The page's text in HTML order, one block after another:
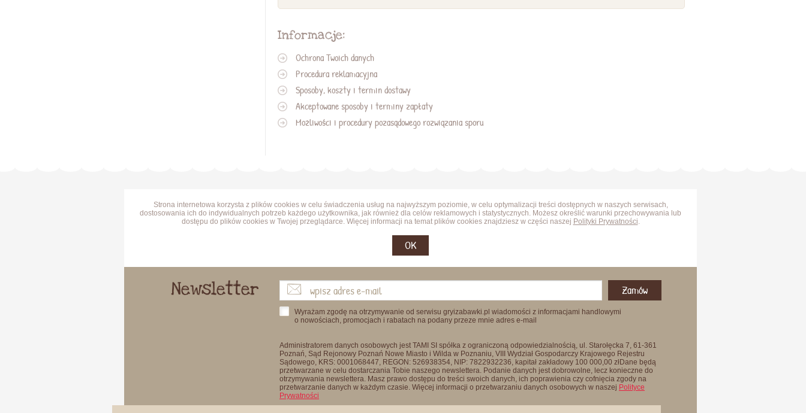
Informacje:
Ochrona Twoich danych
Procedura reklamacyjna
Sposoby, koszty i termin dostawy
Akceptowane sposoby i terminy zapłaty
Możliwości i procedury pozasądowego rozwiązania sporu
Strona internetowa korzysta z plików cookies w celu świadczenia usług na najwyższym poziomie, w celu optymalizacji treści dostępnych w naszych serwisach,
dostosowania ich do indywidualnych potrzeb każdego użytkownika, jak również dla celów reklamowych i statystycznych. Możesz określić warunki przechowywania lub
dostępu do plików cookies w Twojej przeglądarce. Więcej informacji na temat plików cookies znajdziesz w części naszej Polityki Prywatności.
OK
Newsletter Zamów
Wyrażam zgodę na otrzymywanie od serwisu gryizabawki.pl wiadomości z informacjami handlowymi
o nowościach, promocjach i rabatach na podany przeze mnie adres e-mail
Administratorem danych osobowych jest TAMI SI spółka z ograniczoną odpowiedzialnością, ul. Starołęcka 7, 61-361
Poznań, Sąd Rejonowy Poznań Nowe Miasto i Wilda w Poznaniu, VIII Wydział Gospodarczy Krajowego Rejestru
Sądowego, KRS: 0001068447, REGON: 526938354, NIP: 7822932236, kapitał zakładowy 100 000,00 złDane będą
przetwarzane w celu dostarczania Tobie naszego newslettera. Podanie danych jest dobrowolne, lecz konieczne do
otrzymywania newslettera. Masz prawo dostępu do treści swoich danych, ich poprawienia czy cofnięcia zgody na
przetwarzanie danych w każdym czasie. Więcej informacji o przetwarzaniu danych osobowych w naszej Polityce
Prywatności